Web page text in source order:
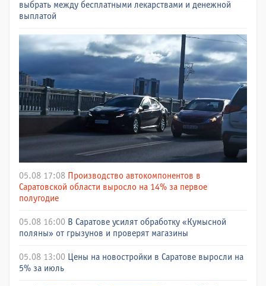
выбрать между бесплатными лекарствами и денежной
выплатой
05.08 17:08 Производство автокомпонентов в
Саратовской области выросло на 14% за первое
полугодие
05.08 16:00 В Саратове усилят обработку «Кумысной
поляны» от грызунов и проверят магазины
05.08 13:00 Цены на новостройки в Саратове выросли на
5% за июль